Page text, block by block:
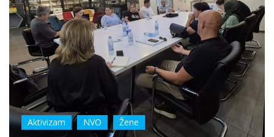
Aktivizam NVO Žene